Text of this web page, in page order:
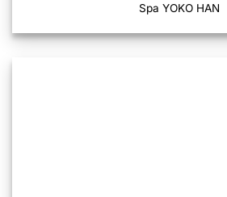
Spa YOKO HAN